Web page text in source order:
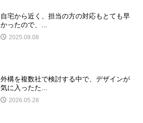
自宅から近く、担当の方の対応もとても早
かったので、...
2025.09.08
外構を複数社で検討する中で、デザインが
気に入ったた...
2026.05.28